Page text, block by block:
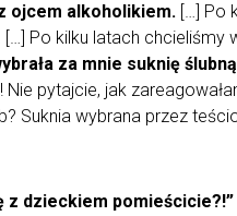
ojcem alkoholikiem. […] Po
Po kilku latach chcieliśmy
za mnie suknię
Nie pytajcie, jak
Suknia wybrana przez
z dzieckiem pomieścicie?!”